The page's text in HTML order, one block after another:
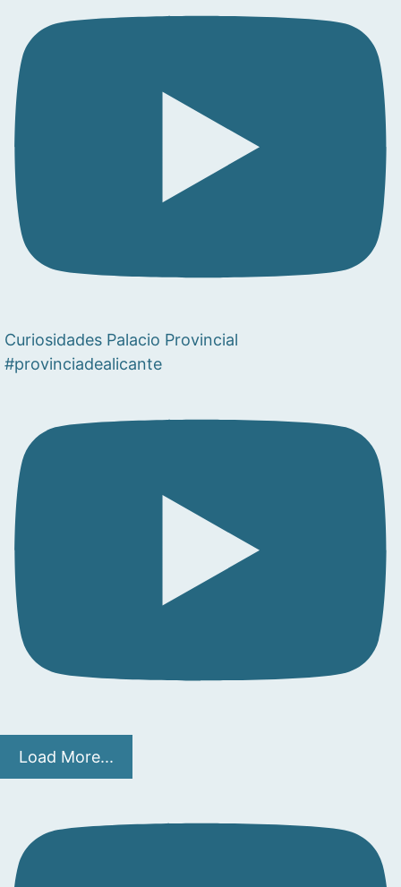
Curiosidades Palacio Provincial
#provinciadealicante
Load More...